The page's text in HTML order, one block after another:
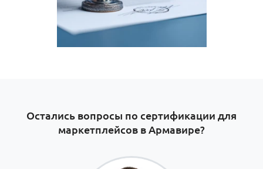
Остались вопросы по сертификации для
маркетплейсов в Армавире​?